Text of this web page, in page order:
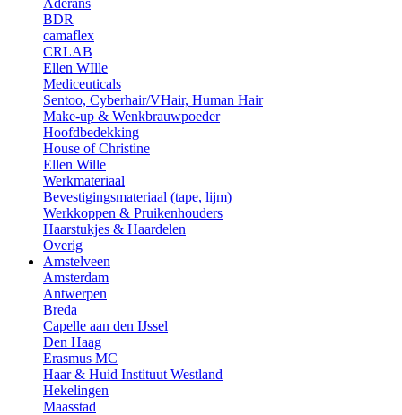
Aderans
BDR
camaflex
CRLAB
Ellen WIlle
Mediceuticals
Sentoo, Cyberhair/VHair, Human Hair
Make-up & Wenkbrauwpoeder
Hoofdbedekking
House of Christine
Ellen Wille
Werkmateriaal
Bevestigingsmateriaal (tape, lijm)
Werkkoppen & Pruikenhouders
Haarstukjes & Haardelen
Overig
Amstelveen
Amsterdam
Antwerpen
Breda
Capelle aan den IJssel
Den Haag
Erasmus MC
Haar & Huid Instituut Westland
Hekelingen
Maasstad